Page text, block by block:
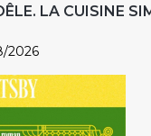
LA CUISINE
2026